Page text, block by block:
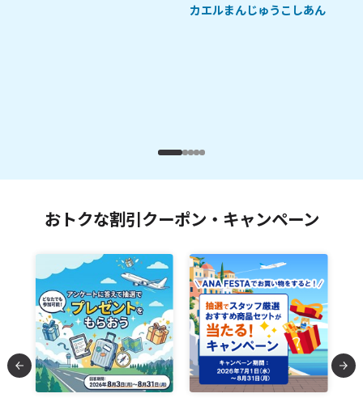
カエルまんじゅうこしあん
おトクな割引クーポン・キャンペーン